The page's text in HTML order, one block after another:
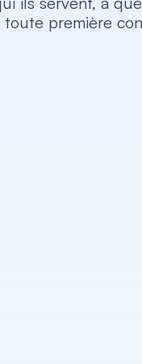
première